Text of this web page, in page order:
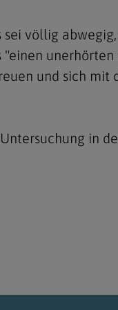
völlig abwegig,
und sich mit
in